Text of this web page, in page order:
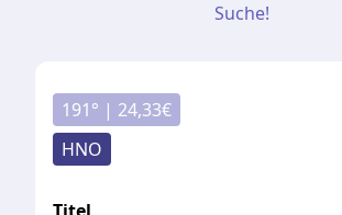
Suche!
191° | 24,33€
HNO